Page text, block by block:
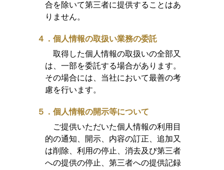
合を除いて第三者に提供することはあ
りません。
４．個人情報の取扱い業務の委託
取得した個人情報の取扱いの全部又
は、一部を委託する場合があります。
その場合には、当社において最善の考
慮を行います。
５．個人情報の開示等について
ご提供いただいた個人情報の利用目
的の通知、開示、内容の訂正、追加又
は削除、利用の停止、消去及び第三者
への提供の停止、第三者への提供記録